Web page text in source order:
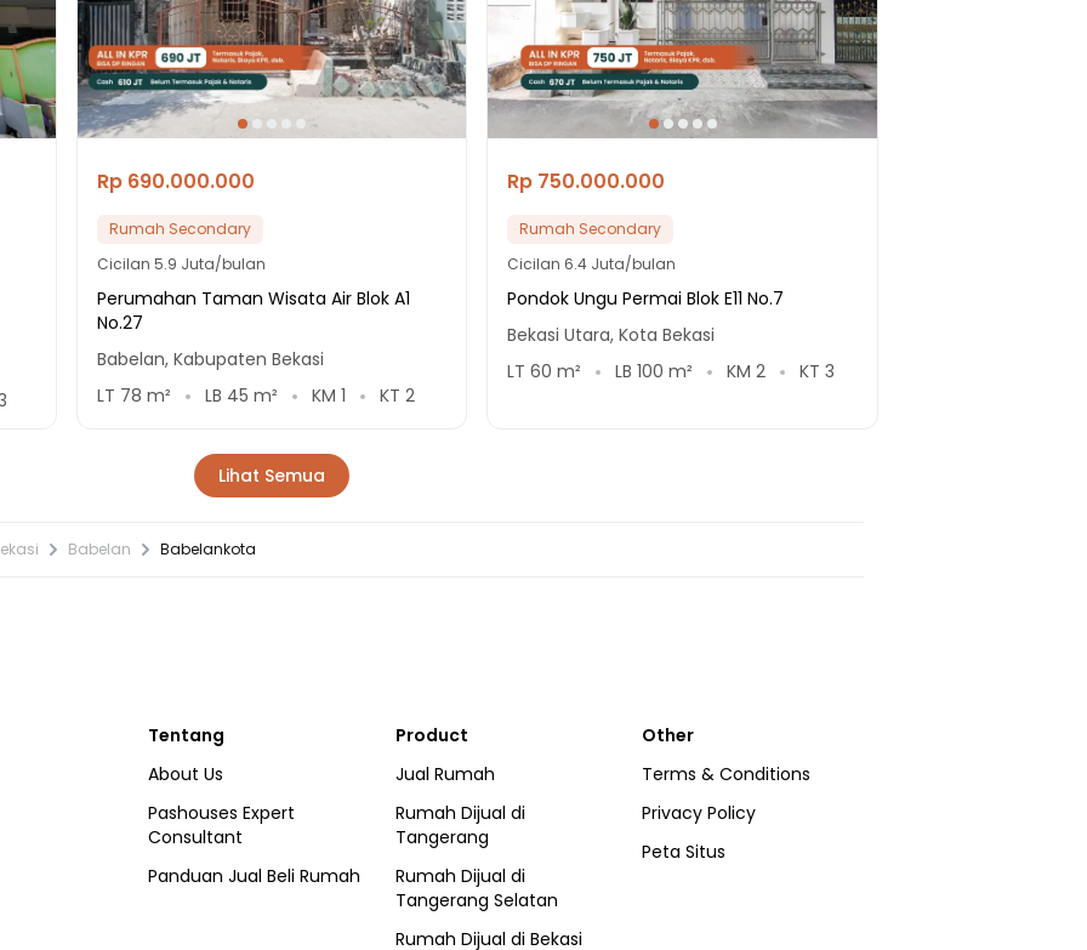
Rp 690.000.000
Rumah Secondary
Cicilan 5.9 Juta/bulan
Perumahan Taman Wisata Air Blok A1
No.27
Babelan, Kabupaten Bekasi
LT 78 m² LB 45 m² KM 1 KT 2
Rp 750.000.000
Rumah Secondary
Cicilan 6.4 Juta/bulan
Pondok Ungu Permai Blok E11 No.7
Bekasi Utara, Kota Bekasi
LT60 m² LB100 m² KM2 KT3
Lihat Semua
Babelan Babelankota
Tentang
About Us
Pashouses Expert
Consultant
Panduan Jual Beli Rumah
Product
Jual Rumah
Rumah Dijual di
Tangerang
Rumah Dijual di
Tangerang Selatan
Rumah Dijual di Bekasi
Other
Terms & Conditions
Privacy Policy
Peta Situs